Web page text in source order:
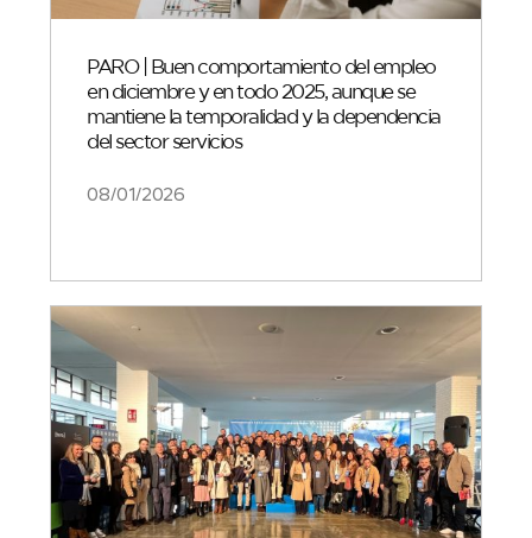
PARO | Buen comportamiento del empleo
en diciembre y en todo 2025, aunque se
mantiene la temporalidad y la dependencia
del sector servicios
08/01/2026